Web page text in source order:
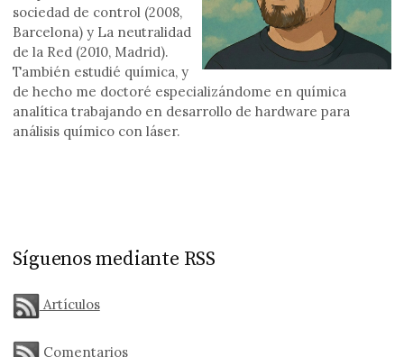
sociedad de control (2008,
Barcelona) y La neutralidad
de la Red (2010, Madrid).
También estudié química, y
de hecho me doctoré especializándome en química
analítica trabajando en desarrollo de hardware para
análisis químico con láser.
Síguenos mediante RSS
Artículos
Comentarios